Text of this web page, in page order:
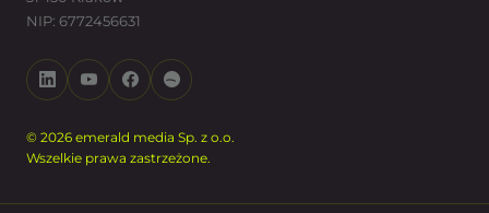
NIP: 6772456631
© 2026 emerald media Sp. z o.o.
Wszelkie prawa zastrzeżone.